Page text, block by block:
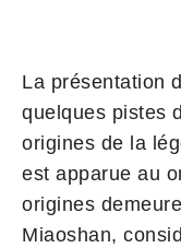
La présentation
quelques pistes
origines de la
est apparue au
origines
Miaoshan,